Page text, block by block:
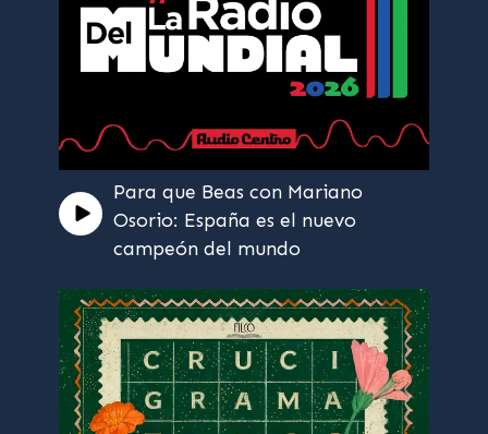
Para que Beas con Mariano
Osorio: España es el nuevo
campeón del mundo